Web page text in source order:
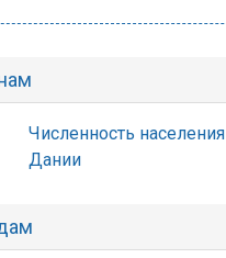
Численность населения
Дании